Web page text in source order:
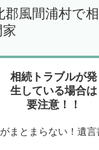
郡風間浦村で
相続トラブルが発
生している場合は
要注意！！
まとまらない！遺